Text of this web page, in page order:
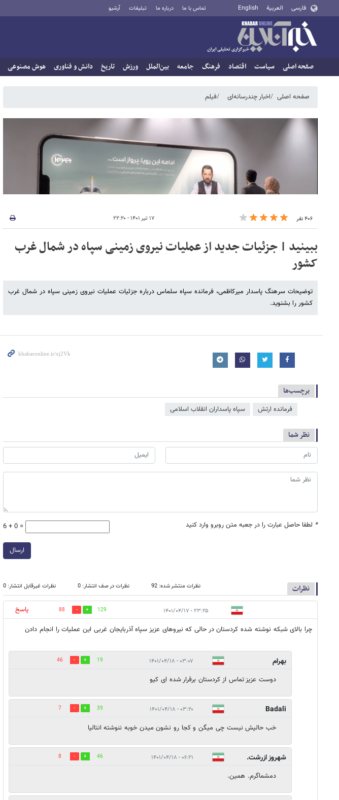
فارسی العربية English تماس با ما درباره ما تبلیغات آرشیو
صفحه اصلی سیاست اقتصاد فرهنگ جامعه بین‌الملل ورزش تاریخ دانش و فناوری هوش مصنوعی
صفحه اصلی اخبار چندرسانه‌ای فیلم
۴۰۶ نفر ۱۷ تیر ۱۴۰۱ - ۲۲:۲۰
ببینید | جزئیات جدید از عملیات نیروی زمینی سپاه در شمال غرب
کشور
توضیحات سرهنگ پاسدار میرکاظمی، فرمانده سپاه سلماس درباره جزئیات عملیات نیروی زمینی سپاه در شمال غرب
کشور را بشنوید.
برچسب‌ها
فرمانده ارتش سپاه پاسداران انقلاب اسلامی
نظر شما
* لطفا حاصل عبارت را در جعبه متن روبرو وارد کنید 6 + 0 =
ارسال
نظرات نظرات منتشر شده: 92 نظرات در صف انتشار: 0 نظرات غیرقابل انتشار: 0
۲۳:۲۵ - ۱۴۰۱/۰۴/۱۷ 129
88
پاسخ
چرا بالای شبکه نوشته شده کردستان در حالی که نیروهای عزیز سپاه آذربایجان غربی این عملیات را انجام دادن
بهرام ۰۳:۰۷ - ۱۴۰۱/۰۴/۱۸ 19
46
دوست عزیز تماس از کردستان برقرار شده ای کیو
Badali ۰۳:۲۰ - ۱۴۰۱/۰۴/۱۸ 39
7
خب حالیش نیست چی میگن و کجا رو نشون میدن خوبه ننوشته انتالیا
شهروز ازرشت. ۰۶:۲۱ - ۱۴۰۱/۰۴/۱۸ 46
8
دمشماگرم. همین.